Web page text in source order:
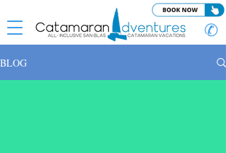
✆
BLOG